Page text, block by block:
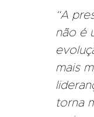
“A
não é
mais
torna